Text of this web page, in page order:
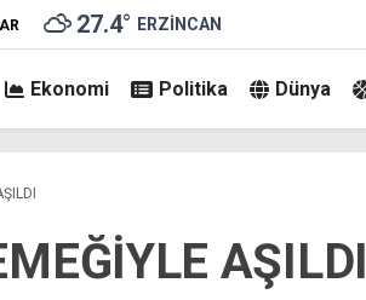
27.4° ERZINCAN
Ekonomi Politika Dünya
AŞILDI